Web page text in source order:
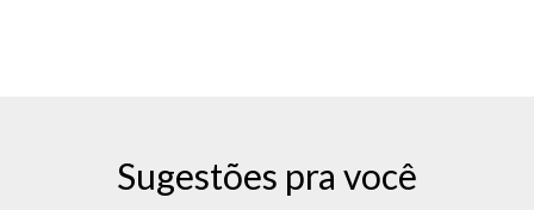
Sugestões pra você